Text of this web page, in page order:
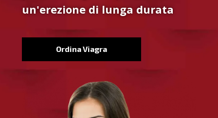
un'erezione di lunga durata
Ordina Viagra